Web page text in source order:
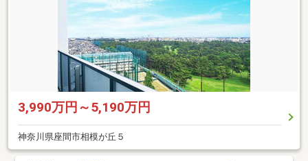
3,990万円～5,190万円
神奈川県座間市相模が丘５